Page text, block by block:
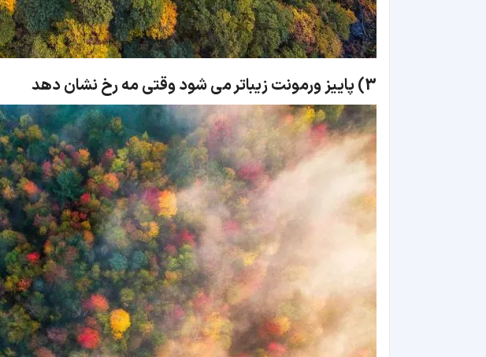
3) پاییز ورمونت زیباتر می شود وقتی مه رخ نشان دهد